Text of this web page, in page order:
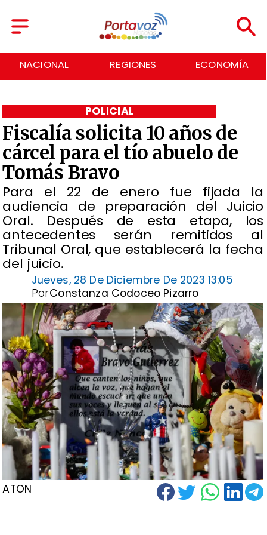
NACIONAL REGIONES ECONOMÍA
Fiscalía solicita 10 años de
cárcel para el tío abuelo de
Tomás Bravo
Para el 22 de enero fue fijada la
audiencia de preparación del Juicio
Oral. Después de esta etapa, los
antecedentes serán remitidos al
Tribunal Oral, que establecerá la fecha
del juicio.
POLICIAL
Jueves, 28 De Diciembre De 2023 13:05
Constanza Codoceo Pizarro
Por
ATON